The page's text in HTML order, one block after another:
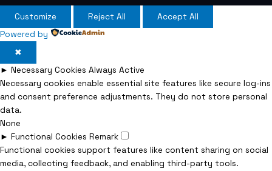
Customize Reject All
Accept All
Powered by
✖
► Necessary Cookies Always Active
Necessary cookies enable essential site features like secure log-ins
and consent preference adjustments. They do not store personal
data.
None
► Functional Cookies Remark
Functional cookies support features like content sharing on social
media, collecting feedback, and enabling third-party tools.